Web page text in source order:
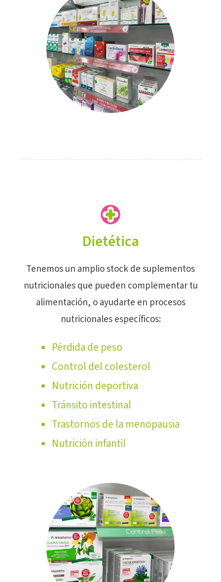
Dietética
Tenemos un amplio stock de suplementos
nutricionales que pueden complementar tu
alimentación, o ayudarte en procesos
nutricionales específicos:
Pérdida de peso
Control del colesterol
Nutrición deportiva
Tránsito intestinal
Trastornos de la menopausia
Nutrición infantil